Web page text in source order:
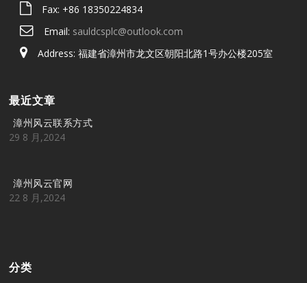
Fax: +86 18350224834
Email: sauldcsplc@outlook.com
Address: 福建省漳州市龙文区朝阳北路1号办公楼205室
最近文章
漳州风云联系方式
29 8 月,2024
漳州风云官网
22 8 月,2024
分类